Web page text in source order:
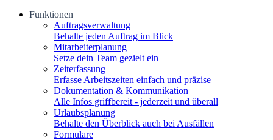
Funktionen
Auftragsverwaltung
Behalte jeden Auftrag im Blick
Mitarbeiterplanung
Setze dein Team gezielt ein
Zeiterfassung
Erfasse Arbeitszeiten einfach und präzise
Dokumentation & Kommunikation
Alle Infos griffbereit - jederzeit und überall
Urlaubsplanung
Behalte den Überblick auch bei Ausfällen
Formulare